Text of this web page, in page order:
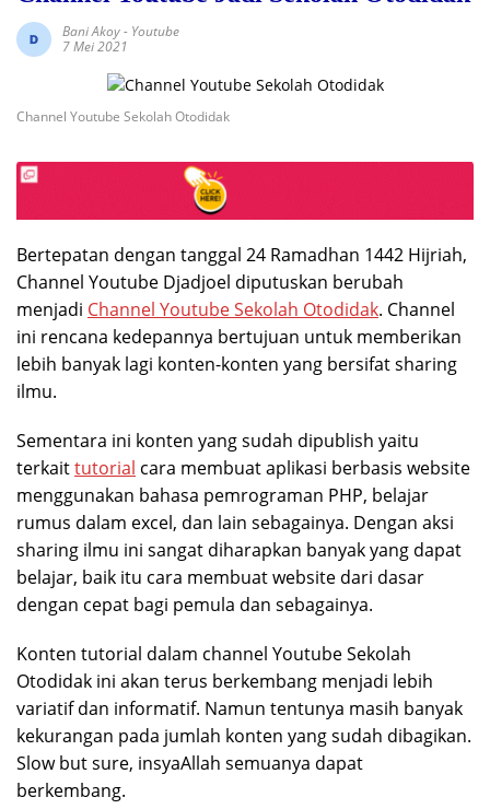
Bani Akoy- Youtube
7 Mei 2021
Channel Youtube Sekolah Otodidak
Bertepatan dengan tanggal 24 Ramadhan 1442 Hijriah,
Channel Youtube Djadjoel diputuskan berubah
menjadi Channel Youtube Sekolah Otodidak. Channel
ini rencana kedepannya bertujuan untuk memberikan
lebih banyak lagi konten-konten yang bersifat sharing
ilmu.
Sementara ini konten yang sudah dipublish yaitu
terkaittutorial cara membuat aplikasi berbasis website
menggunakan bahasa pemrograman PHP, belajar
rumus dalam excel, dan lain sebagainya. Dengan aksi
sharing ilmu ini sangat diharapkan banyak yang dapat
belajar, baik itu cara membuat website dari dasar
dengan cepat bagi pemula dan sebagainya.
Konten tutorial dalam channel Youtube Sekolah
Otodidak ini akan terus berkembang menjadi lebih
variatif dan informatif. Namun tentunya masih banyak
kekurangan pada jumlah konten yang sudah dibagikan.
Slow but sure, insyaAllah semuanya dapat
berkembang.